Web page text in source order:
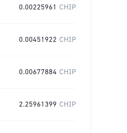
0.00225961 CHIP
0.00451922 CHIP
0.00677884 CHIP
2.25961399 CHIP